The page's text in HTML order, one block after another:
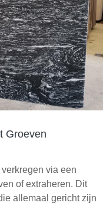
Groeven
via een
of extraheren. Dit
allemaal gericht zijn